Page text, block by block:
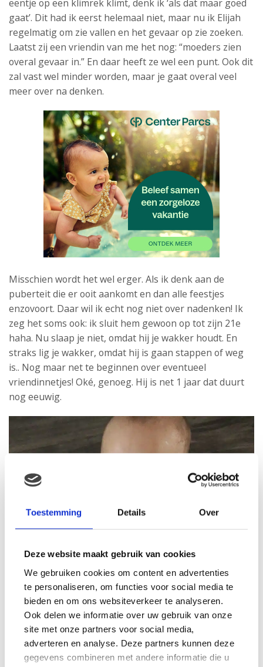
Toestemming Details Over
Deze website maakt gebruik van cookies
We gebruiken cookies om content en advertenties
te personaliseren, om functies voor social media te
bieden en om ons websiteverkeer te analyseren.
Ook delen we informatie over uw gebruik van onze
site met onze partners voor social media,
adverteren en analyse. Deze partners kunnen deze
gegevens combineren met andere informatie die u
eentje op een klimrek klimt, denk ik ‘als dat maar goed
gaat’. Dit had ik eerst helemaal niet, maar nu ik Elijah
regelmatig om zie vallen en het gevaar op zie zoeken.
Laatst zij een vriendin van me het nog: “moeders zien
overal gevaar in.” En daar heeft ze wel een punt. Ook dit
zal vast wel minder worden, maar je gaat overal veel
meer over na denken.
Misschien wordt het wel erger. Als ik denk aan de
puberteit die er ooit aankomt en dan alle feestjes
enzovoort. Daar wil ik echt nog niet over nadenken! Ik
zeg het soms ook: ik sluit hem gewoon op tot zijn 21e
haha. Nu slaap je niet, omdat hij je wakker houdt. En
straks lig je wakker, omdat hij is gaan stappen of weg
is.. Nog maar net te beginnen over eventueel
vriendinnetjes! Oké, genoeg. Hij is net 1 jaar dat duurt
nog eeuwig.